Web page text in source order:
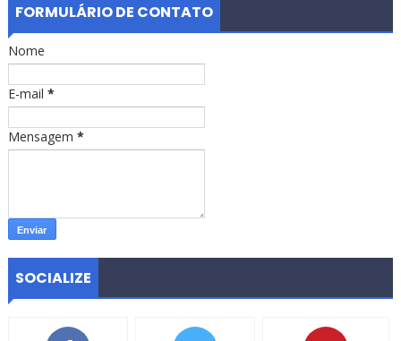
FORMULÁRIO DE CONTATO
Nome
E-mail *
Mensagem *
SOCIALIZE